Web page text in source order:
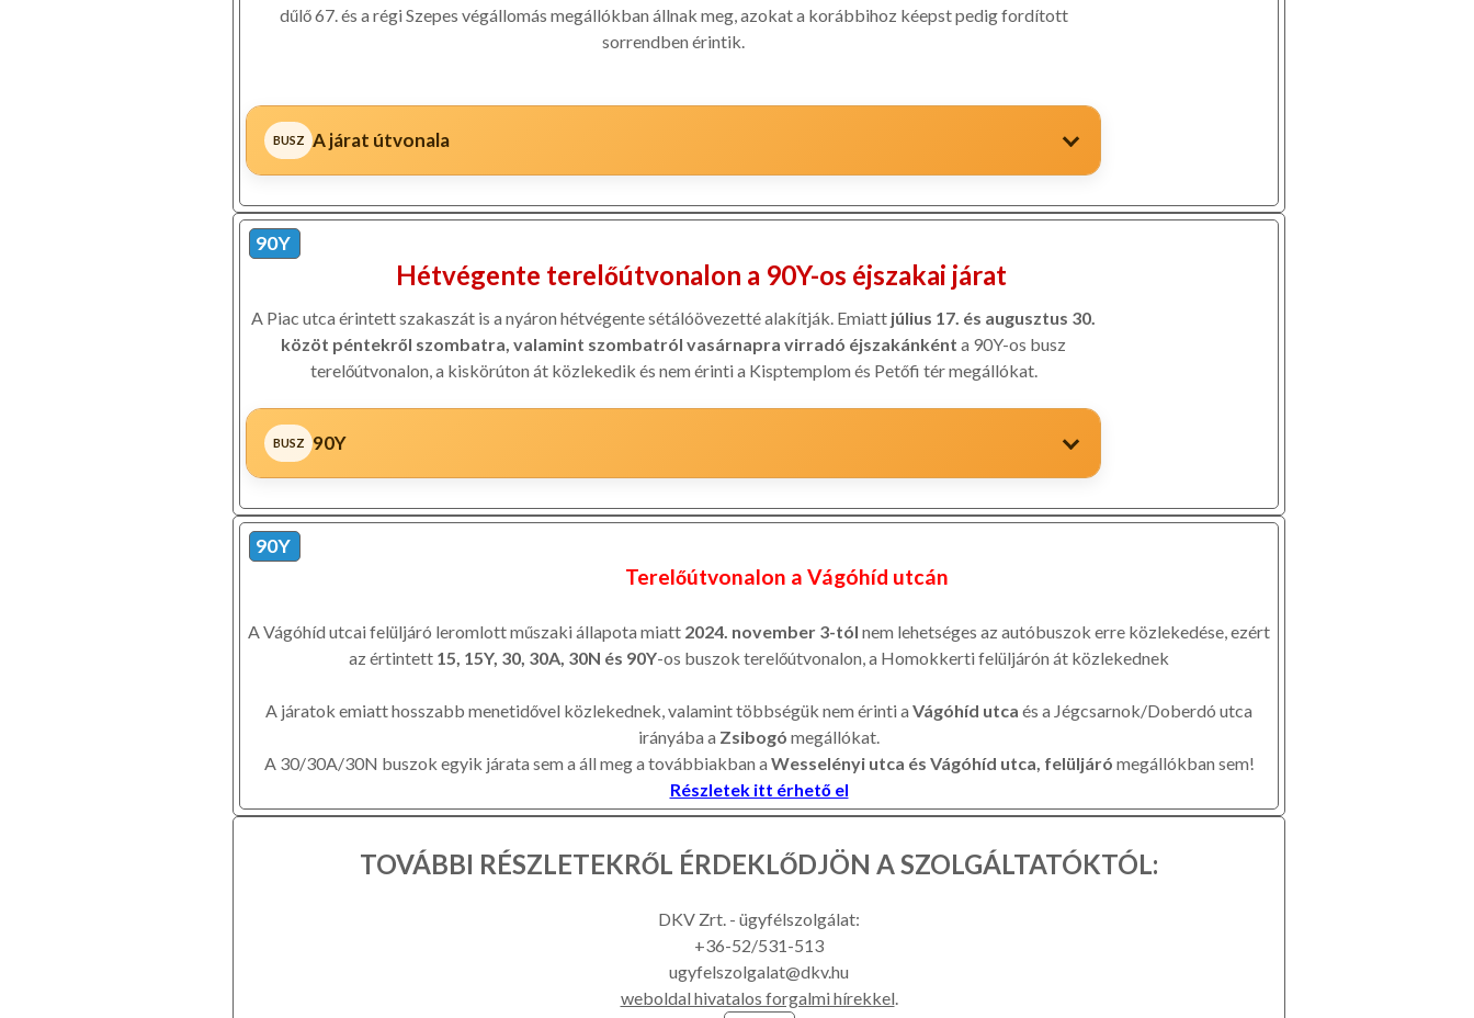
dűlő 67. és a régi Szepes végállomás megállókban állnak meg, azokat a korábbihoz kéepst pedig fordított
sorrendben érintik.
A járat útvonala
90Y
Hétvégente terelőútvonalon a 90Y-os éjszakai járat
A Piac utca érintett szakaszát is a nyáron hétvégente sétálóövezetté alakítják. Emiatt július 17. és augusztus 30.
közöt péntekről szombatra, valamint szombatról vasárnapra virradó éjszakánként a 90Y-os busz
terelőútvonalon, a kiskörúton át közlekedik és nem érinti a Kisptemplom és Petőfi tér megállókat.
90Y
90Y
Terelőútvonalon a Vágóhíd utcán
A Vágóhíd utcai felüljáró leromlott műszaki állapota miatt 2024. november 3-tól nem lehetséges az autóbuszok erre közlekedése, ezért
az értintett 15, 15Y, 30, 30A, 30N és 90Y-os buszok terelőútvonalon, a Homokkerti felüljárón át közlekednek
A járatok emiatt hosszabb menetidővel közlekednek, valamint többségük nem érinti a Vágóhíd utca és a Jégcsarnok/Doberdó utca
irányába a Zsibogó megállókat.
A 30/30A/30N buszok egyik járata sem a áll meg a továbbiakban a Wesselényi utca és Vágóhíd utca, felüljáró megállókban sem!
Részletek itt érhető el
TOVÁBBI RÉSZLETEKRŐL ÉRDEKLŐDJÖN A SZOLGÁLTATÓKTÓL:
DKV Zrt. - ügyfélszolgálat:
+36-52/531-513
ugyfelszolgalat@dkv.hu
weboldal hivatalos forgalmi hírekkel.